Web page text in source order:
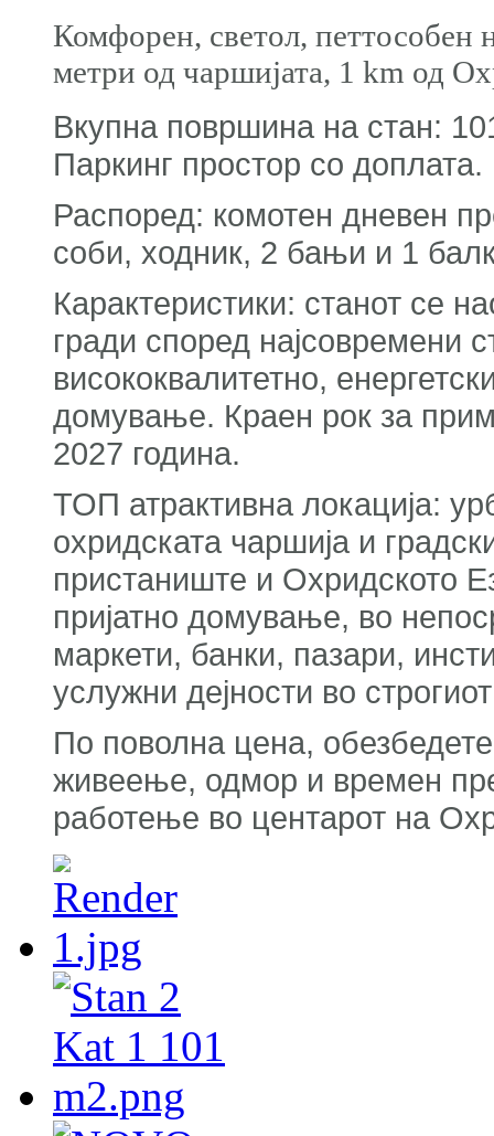
Комфорен, светол, петтособен
метри од чаршијата, 1 km од
Вкупна површина на стан:
Паркинг простор со доплата.
Распоред: комотен дневен
соби, ходник, 2 бањи и 1
Карактеристики: станот се
гради според најсовремени
висококвалитетно,
домување. Краен рок за
2027 година.
ТОП атрактивна локација:
охридската чаршија и
пристаниште и Охридското
пријатно домување, во
маркети, банки, пазари,
услужни дејности во
По поволна цена,
живеење, одмор и времен
работење во центарот на